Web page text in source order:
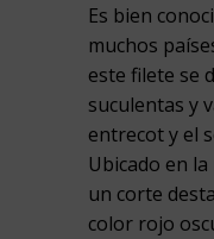
Es bien
muchos
este filete se
suculentas y
entrecot y el
Ubicado en
un corte
color rojo